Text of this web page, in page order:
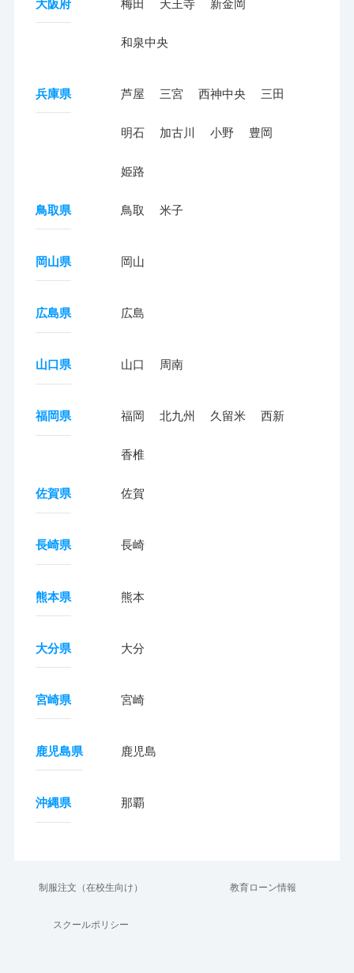
大阪府 梅田 天王寺 新金岡
和泉中央
兵庫県 芦屋 三宮 西神中央 三田
明石 加古川 小野 豊岡
姫路
鳥取県 鳥取 米子
岡山県 岡山
広島県 広島
山口県 山口 周南
福岡県 福岡 北九州 久留米 西新
香椎
佐賀県 佐賀
長崎県 長崎
熊本県 熊本
大分県 大分
宮崎県 宮崎
鹿児島県 鹿児島
沖縄県 那覇
制服注文（在校生向け） 教育ローン情報
スクールポリシー